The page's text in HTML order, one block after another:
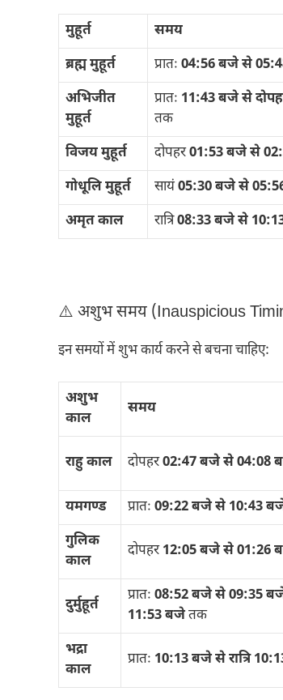
मुहूर्त समय
ब्रह्म मुहूर्त
प्रातः 04:56 बजे से
अभिजीत
मुहूर्त
प्रातः 11:43 बजे से
तक
विजय मुहूर्त
दोपहर01:53 बजे से
गोधूलि मुहूर्त
सायं05:30 बजे से
अमृत काल
रात्रि08:33 बजे से
⚠️ अशुभ समय (Inauspicious
इन समयों में शुभ कार्य करने से बचना चाहिए:
अशुभ
काल
समय
राहु काल दोपहर02:47 बजे से 04:08
यमगण्ड
प्रातः 09:22 बजे से 10:43
गुलिक
काल
दोपहर12:05 बजे से 01:26
दुर्मुहूर्त
प्रातः 08:52 बजे से 09:35
11:53 बजेतक
भद्रा
काल
प्रातः 10:13 बजे से रात्रि